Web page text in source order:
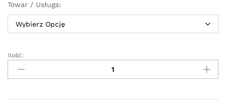
Towar / Usługa:
Przekładnia
kierownicza
-
Audi
Ilość: